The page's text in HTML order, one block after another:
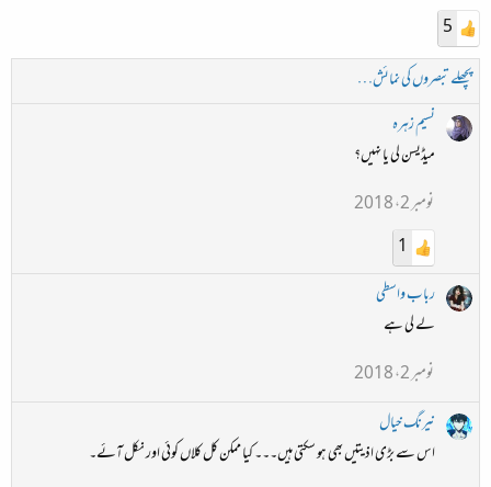
5
پچھلے تبصروں کی نمائش…
نسیم زہرہ
میڈیسن لی یا نہیں؟
نومبر 2، 2018
1
رباب واسطی
لے لی ہے
نومبر 2، 2018
نیرنگ خیال
اس سے بڑی اذیتیں بھی ہو سکتی ہیں۔۔۔ کیا ممکن کل کلاں کوئی اور نکل آئے۔